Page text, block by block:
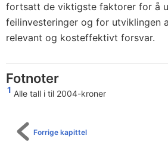
fortsatt de viktigste faktorer for å
feilinvesteringer og for utviklingen
relevant og kosteffektivt forsvar.
Fotnoter
1 Alle tall i til 2004-kroner
Forrige kapittel